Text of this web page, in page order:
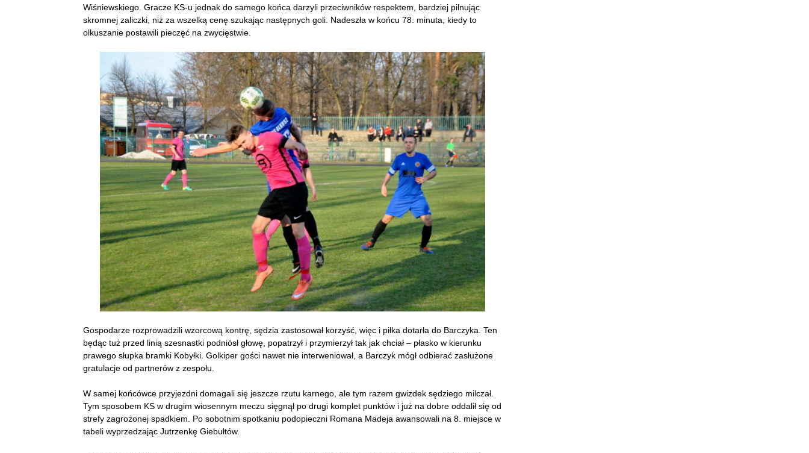
Wiśniewskiego. Gracze KS-u jednak do samego końca darzyli przeciwników respektem, bardziej pilnując
skromnej zaliczki, niż za wszelką cenę szukając następnych goli. Nadeszła w końcu 78. minuta, kiedy to
olkuszanie postawili pieczęć na zwycięstwie.
Gospodarze rozprowadzili wzorcową kontrę, sędzia zastosował korzyść, więc i piłka dotarła do Barczyka. Ten
będąc tuż przed linią szesnastki podniósł głowę, popatrzył i przymierzył tak jak chciał – płasko w kierunku
prawego słupka bramki Kobyłki. Golkiper gości nawet nie interweniował, a Barczyk mógł odbierać zasłużone
gratulacje od partnerów z zespołu.
W samej końcówce przyjezdni domagali się jeszcze rzutu karnego, ale tym razem gwizdek sędziego milczał.
Tym sposobem KS w drugim wiosennym meczu sięgnął po drugi komplet punktów i już na dobre oddalił się od
strefy zagrożonej spadkiem. Po sobotnim spotkaniu podopieczni Romana Madeja awansowali na 8. miejsce w
tabeli wyprzedzając Jutrzenkę Giebułtów.